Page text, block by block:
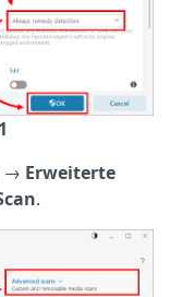
→ Erweiterte
.